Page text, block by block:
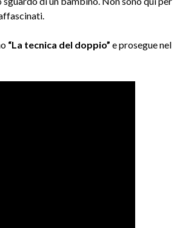
“La tecnica del doppio” e prosegue nel